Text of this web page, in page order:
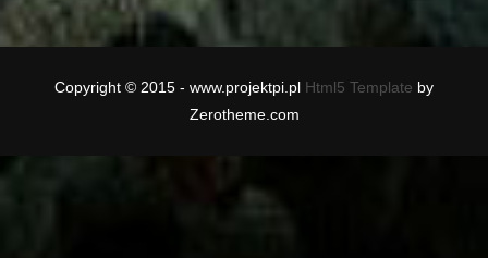
Copyright © 2015 - www.projektpi.pl Html5 Template by
Zerotheme.com